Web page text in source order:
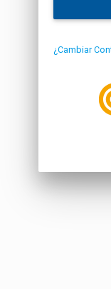
¿Cambiar